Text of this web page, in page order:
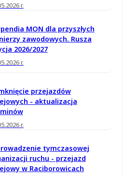
r.
MON dla przyszłych
zawodowych. Rusza
2026/2027
r.
przejazdów
- aktualizacja
r.
tymczasowej
ruchu - przejazd
w Raciborowicach